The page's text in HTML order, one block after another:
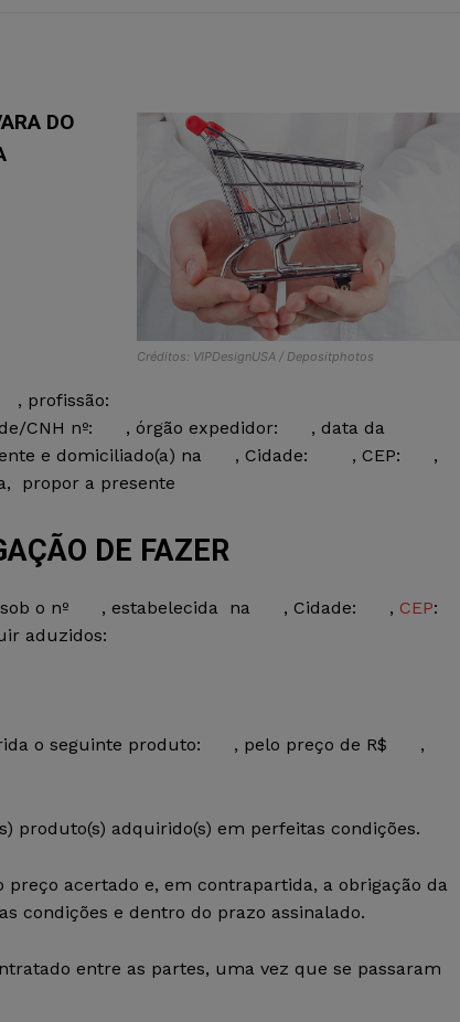
Créditos: VIPDesignUSA / Depositphotos
DO
profissão:
CNH nº: , órgão expedidor: , data da
e domiciliado(a) na , Cidade: , CEP: ,
propor a presente
DE FAZER
sob o nº , estabelecida na , Cidade: , CEP:
aduzidos:
o seguinte produto: , pelo preço de R$ ,
adquirido(s) em perfeitas condições.
acertado e, em contrapartida, a obrigação da
condições e dentro do prazo assinalado.
entre as partes, uma vez que se passaram